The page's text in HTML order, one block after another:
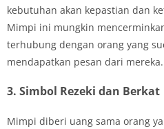
kebutuhan akan kepastian dan
Mimpi ini mungkin
terhubung dengan orang yang
mendapatkan pesan dari mereka.
3. Simbol Rezeki dan Berkat
Mimpi diberi uang sama orang